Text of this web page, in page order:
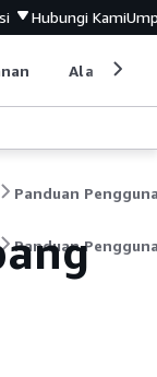
Hubungi Kami
Alat
Panduan
Panduan